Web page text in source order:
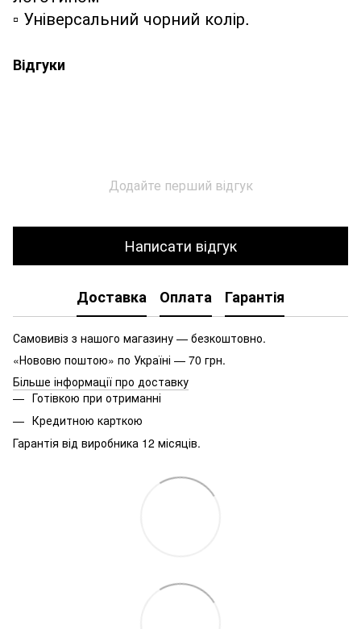
▫️ Універсальний чорний колір.
Відгуки
Додайте перший відгук
Написати відгук
Доставка Оплата Гарантія
Самовивіз з нашого магазину — безкоштовно.
«Нововю поштою» по Україні — 70 грн.
Більше інформації про доставку
Готівкою при отриманні
Кредитною карткою
Гарантія від виробника 12 місяців.